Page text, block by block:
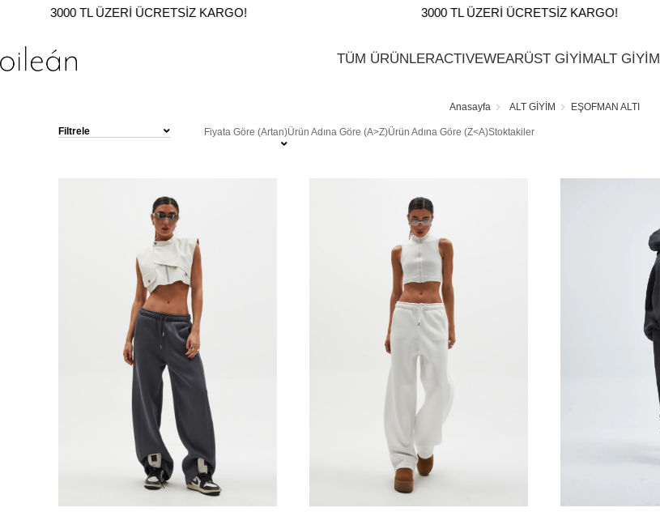
3000 TL ÜZERI ÜCRETSIZ KARGO! 3000 TL ÜZERI ÜCRETSIZ KARGO!
TÜM ÜRÜNLERACTIVEWEARÜST GİYİMALT GİYİM
Anasayfa ALT GİYİM EŞOFMAN ALTI
Filtrele Fiyata Göre (Artan)Ürün Adına Göre (A>Z)Ürün Adına Göre (Z<A)Stoktakiler